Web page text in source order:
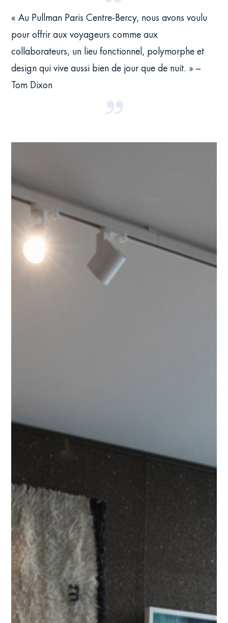
« Au Pullman Paris Centre-Bercy, nous avons voulu
pour offrir aux voyageurs comme aux
collaborateurs, un lieu fonctionnel, polymorphe et
design qui vive aussi bien de jour que de nuit. » –
Tom Dixon